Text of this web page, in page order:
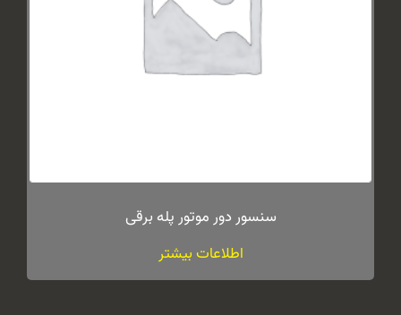
سنسور دور موتور پله برقی
اطلاعات بیشتر